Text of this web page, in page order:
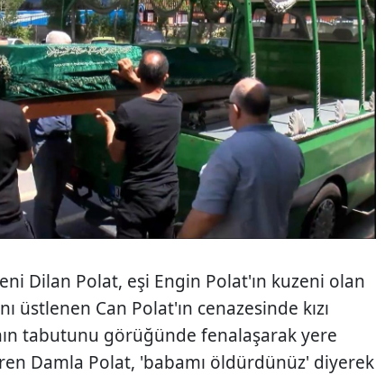
Dilan Polat, eşi Engin Polat'ın kuzeni olan
üstlenen Can Polat'ın cenazesinde kızı
tabutunu görüğünde fenalaşarak yere
Damla Polat, 'babamı öldürdünüz' diyerek